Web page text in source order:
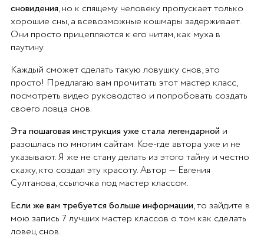
сновидения, но к спящему человеку пропускает только
хорошие сны, а всевозможные кошмары задерживает.
Они просто прицепляются к его нитям, как муха в
паутину.
Каждый сможет сделать такую ловушку снов, это
просто! Предлагаю вам прочитать этот мастер класс,
посмотреть видео руководство и попробовать создать
своего ловца снов.
Эта пошаговая инструкция уже стала легендарной и
разошлась по многим сайтам. Кое-где автора уже и не
указывают. Я же не стану делать из этого тайну и честно
скажу, кто создал эту красоту. Автор — Евгения
Султанова, ссылочка под мастер классом.
Если же вам требуется больше информации, то зайдите в
мою запись 7 лучших мастер классов о том как сделать
ловец снов.